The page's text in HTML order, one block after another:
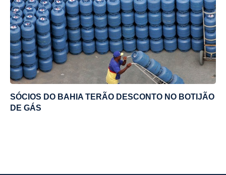
SÓCIOS DO BAHIA TERÃO DESCONTO NO BOTIJÃO
DE GÁS